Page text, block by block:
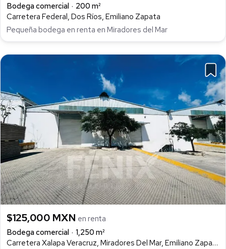
Bodega comercial
200 m²
Carretera Federal, Dos Ríos, Emiliano Zapata
Pequeña bodega en renta en Miradores del Mar
$125,000 MXN en renta
Bodega comercial
1,250 m²
Carretera Xalapa Veracruz, Miradores Del Mar, Emiliano Zapata